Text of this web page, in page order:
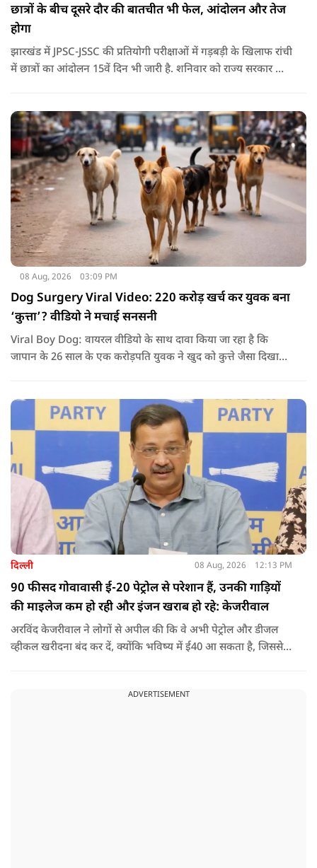
छात्रों के बीच दूसरे दौर की बातचीत भी फेल, आंदोलन और तेज
होगा
झारखंड में JPSC-JSSC की प्रतियोगी परीक्षाओं में गड़बड़ी के खिलाफ रांची
में छात्रों का आंदोलन 15वें दिन भी जारी है. शनिवार को राज्य सरकार और
08 Aug, 2026 03:09 PM
Dog Surgery Viral Video: 220 करोड़ खर्च कर युवक बना
‘कुत्ता’? वीडियो ने मचाई सनसनी
Viral Boy Dog: वायरल वीडियो के साथ दावा किया जा रहा है कि
जापान के 26 साल के एक करोड़पति युवक ने खुद को कुत्ते जैसा दिखाने
करवाईं और अब वह कुत्ते की तरह दिखने, चलने और रहने की कोशिश
करता है.
दिल्ली 08 Aug, 2026 12:13 PM
90 फीसद गोवावासी ई-20 पेट्रोल से परेशान हैं, उनकी गाड़ियों
की माइलेज कम हो रही और इंजन खराब हो रहे: केजरीवाल
अरविंद केजरीवाल ने लोगों से अपील की कि वे अभी पेट्रोल और डीजल
व्हीकल खरीदना बंद कर दें, क्योंकि भविष्य में ई40 आ सकता है, जिससे
ADVERTISEMENT